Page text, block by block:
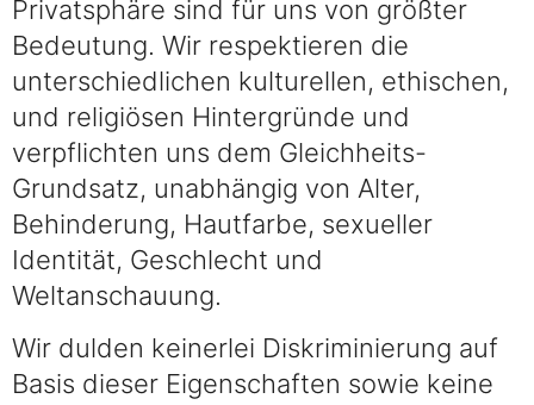
Privatsphäre sind für uns von größter
Bedeutung. Wir respektieren die
unterschiedlichen kulturellen, ethischen,
und religiösen Hintergründe und
verpflichten uns dem Gleichheits-
Grundsatz, unabhängig von Alter,
Behinderung, Hautfarbe, sexueller
Identität, Geschlecht und
Weltanschauung.
Wir dulden keinerlei Diskriminierung auf
Basis dieser Eigenschaften sowie keine